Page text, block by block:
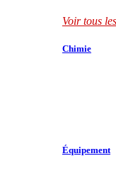
Voir tous
Chimie
Équipement